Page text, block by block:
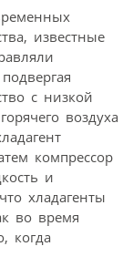
известные
с низкой
воздуха
компрессор
и
хладагенты
во время
когда